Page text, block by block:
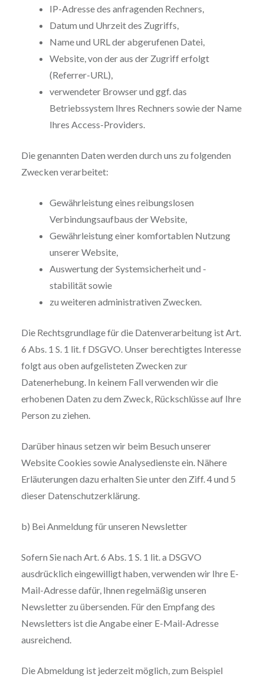
IP-Adresse des anfragenden Rechners,
Datum und Uhrzeit des Zugriffs,
Name und URL der abgerufenen Datei,
Website, von der aus der Zugriff erfolgt
(Referrer-URL),
verwendeter Browser und ggf. das
Betriebssystem Ihres Rechners sowie der Name
Ihres Access-Providers.
Die genannten Daten werden durch uns zu folgenden
Zwecken verarbeitet:
Gewährleistung eines reibungslosen
Verbindungsaufbaus der Website,
Gewährleistung einer komfortablen Nutzung
unserer Website,
Auswertung der Systemsicherheit und -
stabilität sowie
zu weiteren administrativen Zwecken.
Die Rechtsgrundlage für die Datenverarbeitung ist Art.
6 Abs. 1 S. 1 lit. f DSGVO. Unser berechtigtes Interesse
folgt aus oben aufgelisteten Zwecken zur
Datenerhebung. In keinem Fall verwenden wir die
erhobenen Daten zu dem Zweck, Rückschlüsse auf Ihre
Person zu ziehen.
Darüber hinaus setzen wir beim Besuch unserer
Website Cookies sowie Analysedienste ein. Nähere
Erläuterungen dazu erhalten Sie unter den Ziff. 4 und 5
dieser Datenschutzerklärung.
b) Bei Anmeldung für unseren Newsletter
Sofern Sie nach Art. 6 Abs. 1 S. 1 lit. a DSGVO
ausdrücklich eingewilligt haben, verwenden wir Ihre E-
Mail-Adresse dafür, Ihnen regelmäßig unseren
Newsletter zu übersenden. Für den Empfang des
Newsletters ist die Angabe einer E-Mail-Adresse
ausreichend.
Die Abmeldung ist jederzeit möglich, zum Beispiel